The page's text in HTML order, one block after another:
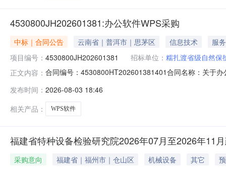
4530800JH202601381:办公软件WPS采购
中标｜合同公告 云南省｜普洱市｜思茅区 信息技术
服务
项目编号： 4530800JH202601381 招标单位： 糯扎渡省级自然保
正文内容： 合同编号：4530800HT202601381401合同名称：关于
2026-07-23合同公告日期：2026-08-03代理机构：进口
发布时间： 2026-08-03 18:46
相关产品：
WPS软件
福建省特种设备检验研究院2026年07月至2026年11
采购意向 福建省｜福州市｜仓山区 机械设备 其它